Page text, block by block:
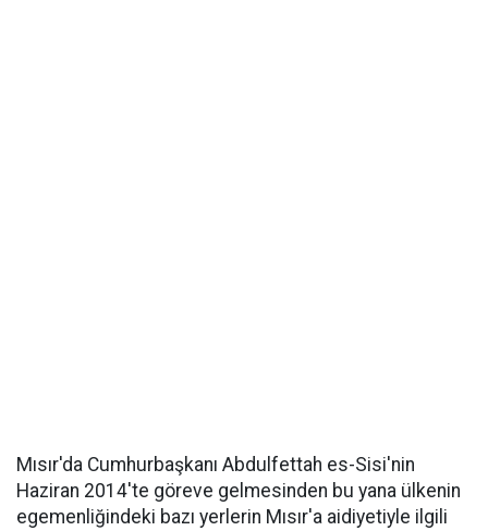
Mısır'da Cumhurbaşkanı Abdulfettah es-Sisi'nin
Haziran 2014'te göreve gelmesinden bu yana ülkenin
egemenliğindeki bazı yerlerin Mısır'a aidiyetiyle ilgili